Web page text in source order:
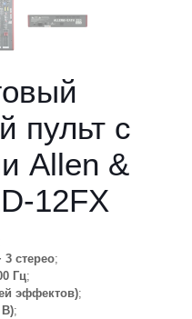
пульт с
Allen &
12FX
стерео;
Гц;
эффектов);
В);